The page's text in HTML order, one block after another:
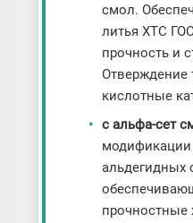
смол.
литья ХТС
прочность и
Отверждение
кислотные
с альфа-сет
альдегидных
прочностные